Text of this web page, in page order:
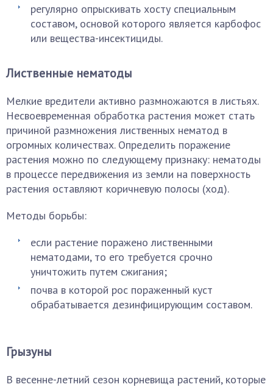
регулярно опрыскивать хосту специальным
составом, основой которого является карбофос
или вещества-инсектициды.
Лиственные нематоды
Мелкие вредители активно размножаются в листьях.
Несвоевременная обработка растения может стать
причиной размножения лиственных нематод в
огромных количествах. Определить поражение
растения можно по следующему признаку: нематоды
в процессе передвижения из земли на поверхность
растения оставляют коричневую полосы (ход).
Методы борьбы:
если растение поражено лиственными
нематодами, то его требуется срочно
уничтожить путем сжигания;
почва в которой рос пораженный куст
обрабатывается дезинфицирующим составом.
Грызуны
В весенне-летний сезон корневища растений, которые